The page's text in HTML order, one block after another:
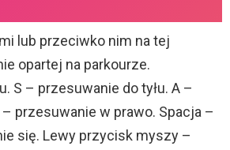
lub przeciwko nim na tej
opartej na parkourze.
S – przesuwanie do tyłu. A –
przesuwanie w prawo. Spacja –
się. Lewy przycisk myszy –